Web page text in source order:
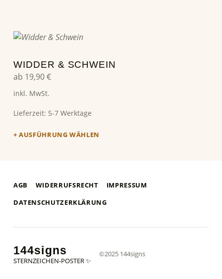
WIDDER & SCHWEIN
ab 19,90€
inkl. MwSt.
Lieferzeit: 5-7 Werktage
AUSFÜHRUNG WÄHLEN
Dieses Produkt weist mehrere Varianten auf. Die Optionen können auf der Produktseite gewählt werden
AGB WIDERRUFSRECHT
IMPRESSUM
DATENSCHUTZERKLÄRUNG
144signs
STERNZEICHEN-POSTER ✨
©2025 144signs